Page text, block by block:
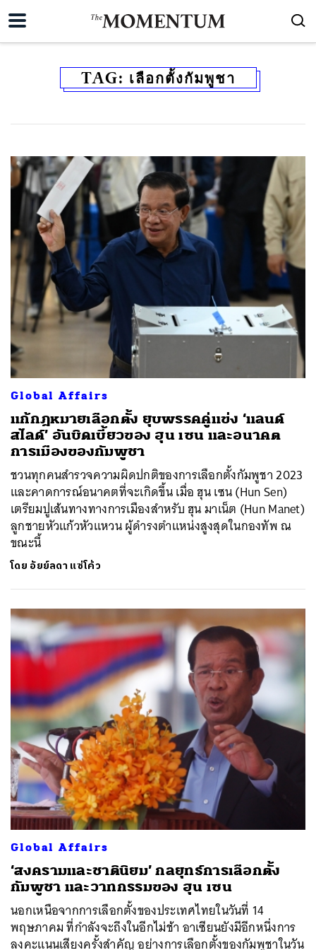
TAG: เลือกตั้งกัมพูชา
Global Affairs
แก้กฎหมายเลือกตั้ง ยุบพรรคคู่แข่ง ‘แลนด์
สไลด์’ อันบิดเบี้ยวของ ฮุน เซน และอนาคต
การเมืองของกัมพูชา
ชวนทุกคนสำรวจความผิดปกติของการเลือกตั้งกัมพูชา 2023
และคาดการณ์อนาคตที่จะเกิดขึ้น เมื่อ ฮุน เซน (Hun Sen)
เตรียมปูเส้นทางทางการเมืองสำหรับ ฮุน มาเน็ต (Hun Manet)
ลูกชายหัวแก้วหัวแหวน ผู้ดำรงตำแหน่งสูงสุดในกองทัพ ณ
ขณะนี้
โดย อัยย์ลดา แซ่โค้ว
Global Affairs
‘สงครามและชาตินิยม’ กลยุทธ์การเลือกตั้ง
กัมพูชา และวาทกรรมของ ฮุน เซน
นอกเหนือจากการเลือกตั้งของประเทศไทยในวันที่ 14
พฤษภาคม ที่กำลังจะถึงในอีกไม่ช้า อาเซียนยังมีอีกหนึ่งการ
ลงคะแนนเสียงครั้งสำคัญ อย่างการเลือกตั้งของกัมพูชาในวัน